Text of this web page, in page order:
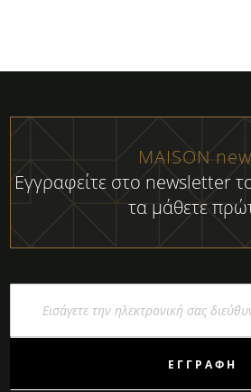
MAISON
Εγγραφείτε στο newsletter
τα μάθετε
ΕΓΓΡΑΦΉ